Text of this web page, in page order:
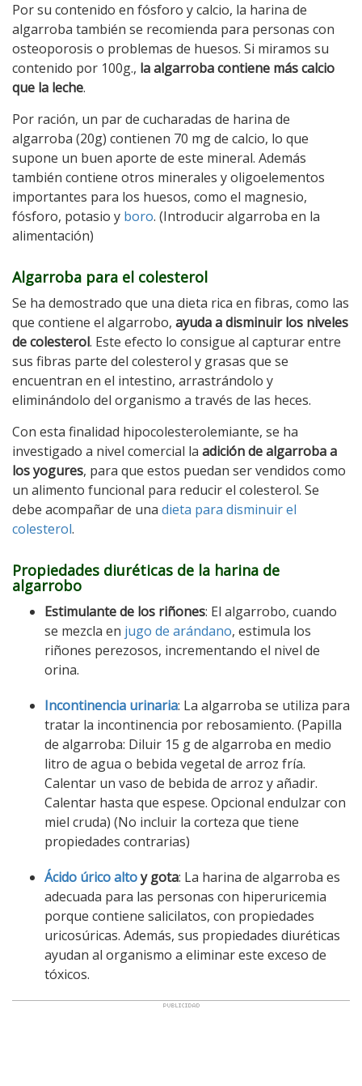
Por su contenido en fósforo y calcio, la harina de
algarroba también se recomienda para personas con
osteoporosis o problemas de huesos. Si miramos su
contenido por 100g., la algarroba contiene más calcio
que la leche.
Por ración, un par de cucharadas de harina de
algarroba (20g) contienen 70 mg de calcio, lo que
supone un buen aporte de este mineral. Además
también contiene otros minerales y oligoelementos
importantes para los huesos, como el magnesio,
fósforo, potasio y boro. (Introducir algarroba en la
alimentación)
Algarroba para el colesterol
Se ha demostrado que una dieta rica en fibras, como las
que contiene el algarrobo, ayuda a disminuir los niveles
de colesterol. Este efecto lo consigue al capturar entre
sus fibras parte del colesterol y grasas que se
encuentran en el intestino, arrastrándolo y
eliminándolo del organismo a través de las heces.
Con esta finalidad hipocolesterolemiante, se ha
investigado a nivel comercial la adición de algarroba a
los yogures, para que estos puedan ser vendidos como
un alimento funcional para reducir el colesterol. Se
debe acompañar de una dieta para disminuir el
colesterol.
Propiedades diuréticas de la harina de
algarrobo
Estimulante de los riñones: El algarrobo, cuando
se mezcla en jugo de arándano, estimula los
riñones perezosos, incrementando el nivel de
orina.
Incontinencia urinaria: La algarroba se utiliza para
tratar la incontinencia por rebosamiento. (Papilla
de algarroba: Diluir 15 g de algarroba en medio
litro de agua o bebida vegetal de arroz fría.
Calentar un vaso de bebida de arroz y añadir.
Calentar hasta que espese. Opcional endulzar con
miel cruda) (No incluir la corteza que tiene
propiedades contrarias)
Ácido úrico altoy gota: La harina de algarroba es
adecuada para las personas con hiperuricemia
porque contiene salicilatos, con propiedades
uricosúricas. Además, sus propiedades diuréticas
ayudan al organismo a eliminar este exceso de
tóxicos.